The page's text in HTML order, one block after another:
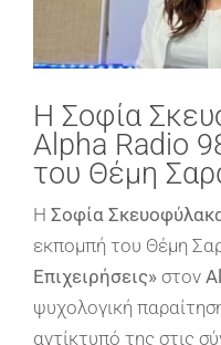
Η Σοφία
Alpha Radio
του Θέμη
Η Σοφία
εκπομπή του Θέμη
Επιχειρήσεις»στον
ψυχολογική
αντίκτυπό της στις